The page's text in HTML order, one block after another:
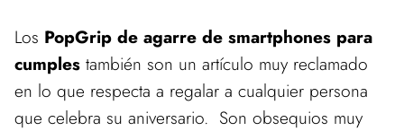
Los PopGrip de agarre de smartphones para
cumples también son un artículo muy reclamado
en lo que respecta a regalar a cualquier persona
que celebra su aniversario. Son obsequios muy